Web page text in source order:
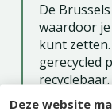
Deze website
De
waardoor
kunt
gerecycled
direct in